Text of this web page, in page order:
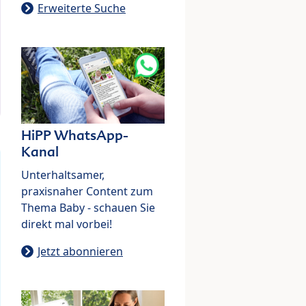
Erweiterte Suche
HiPP WhatsApp-
Kanal
Unterhaltsamer,
praxisnaher Content zum
Thema Baby - schauen Sie
direkt mal vorbei!
Jetzt abonnieren